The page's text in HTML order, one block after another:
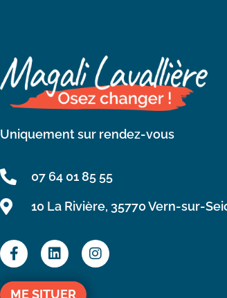
Uniquement sur rendez-vous
07 64 01 85 55
10 La Rivière, 35770 Vern-sur-
ME SITUER